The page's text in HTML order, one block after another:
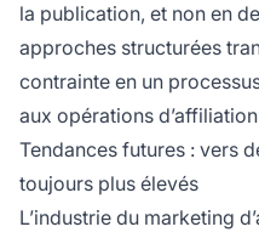
la publication, et non en
approches structurées
contrainte en un
aux opérations
Tendances futures : vers
toujours plus élevés
L’industrie du marketing